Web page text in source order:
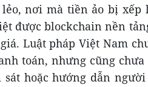
nơi mà tiền ảo bị xếp
được blockchain nền
Luật pháp Việt Nam
toán, nhưng cũng chưa
hoặc hướng dẫn